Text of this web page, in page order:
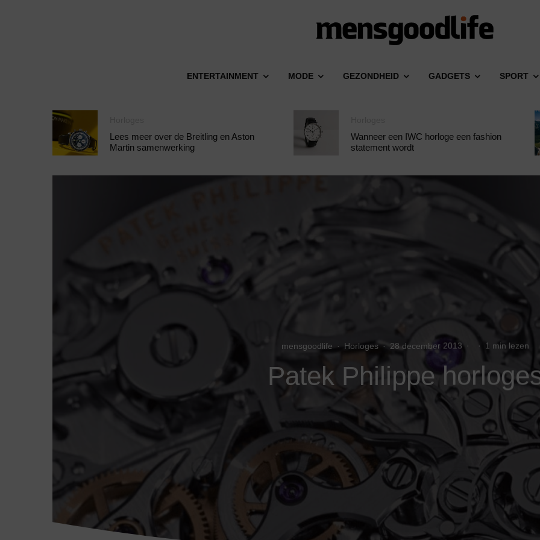
ENTERTAINMENT MODE GEZONDHEID GADGETS SPORT
Lees meer over de Breitling en Aston
Martin samenwerking
Wanneer een IWC horloge een fashion
statement wordt
mensgoodlife · Horloges · 28 december 2013 · · 1 min lezen
Patek Philippe